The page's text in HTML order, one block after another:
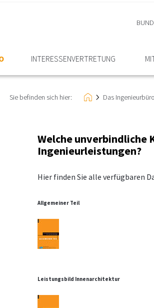
BUND
INTERESSEN­VERTRETUNG
Sie befinden sich hier: Das Ingenieurbüro
Welche unverbindliche
Ingenieurleistungen?
Hier finden Sie alle verfügbaren
Allgemeiner Teil
Leistungsbild Innenarchitektur